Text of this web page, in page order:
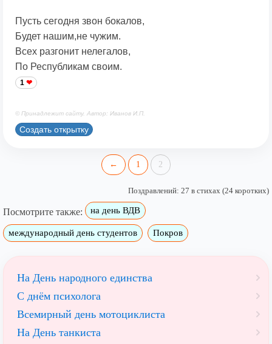
Пусть сегодня звон бокалов,
Будет нашим,не чужим.
Всех разгонит нелегалов,
По Республикам своим.
1
© Принадлежит сайту. Автор: Иванов И.П.
Создать открытку
← 1 2
Поздравлений: 27 в стихах (24 коротких)
Посмотрите также: на день ВДВ
международный день студентов Покров
На День народного единства
С днём психолога
Всемирный день мотоциклиста
На День танкиста